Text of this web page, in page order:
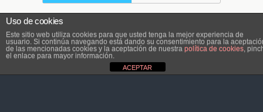
El contenido pertenece a Atletaviajero.info
Uso de cookies
Este sitio web utiliza cookies para que usted tenga la mejor experiencia de
usuario. Si continúa navegando está dando su consentimiento para la
de las mencionadas cookies y la aceptación de nuestra política de cookies ,
el enlace para mayor información.
ACEPTAR